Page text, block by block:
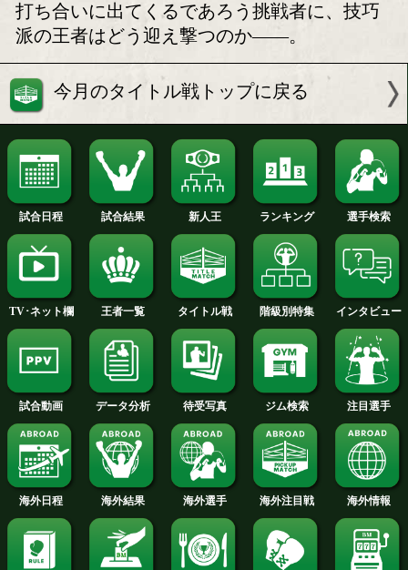
がむしゃらに行くだけ チャンピオンの休日
古橋が武者修行に出発!
チャンカン出場選
結!
ボクモバの注目
注目:石本康隆(帝拳)との激闘を制し、
王座を獲得した小國の初防衛戦。迎え
王者・大竹秀典(金子)の怪我と王座返
挑戦を1年待った古橋。今年に入り1ヶ
るメキシコ合宿で心身の強化を図り、
状態で初のタイトル戦に挑む。距離を